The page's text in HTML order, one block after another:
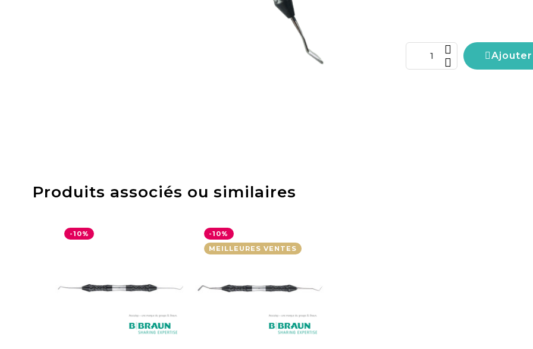
Produits associés ou similaires
-10%
-10%
MEILLEURES VENTES